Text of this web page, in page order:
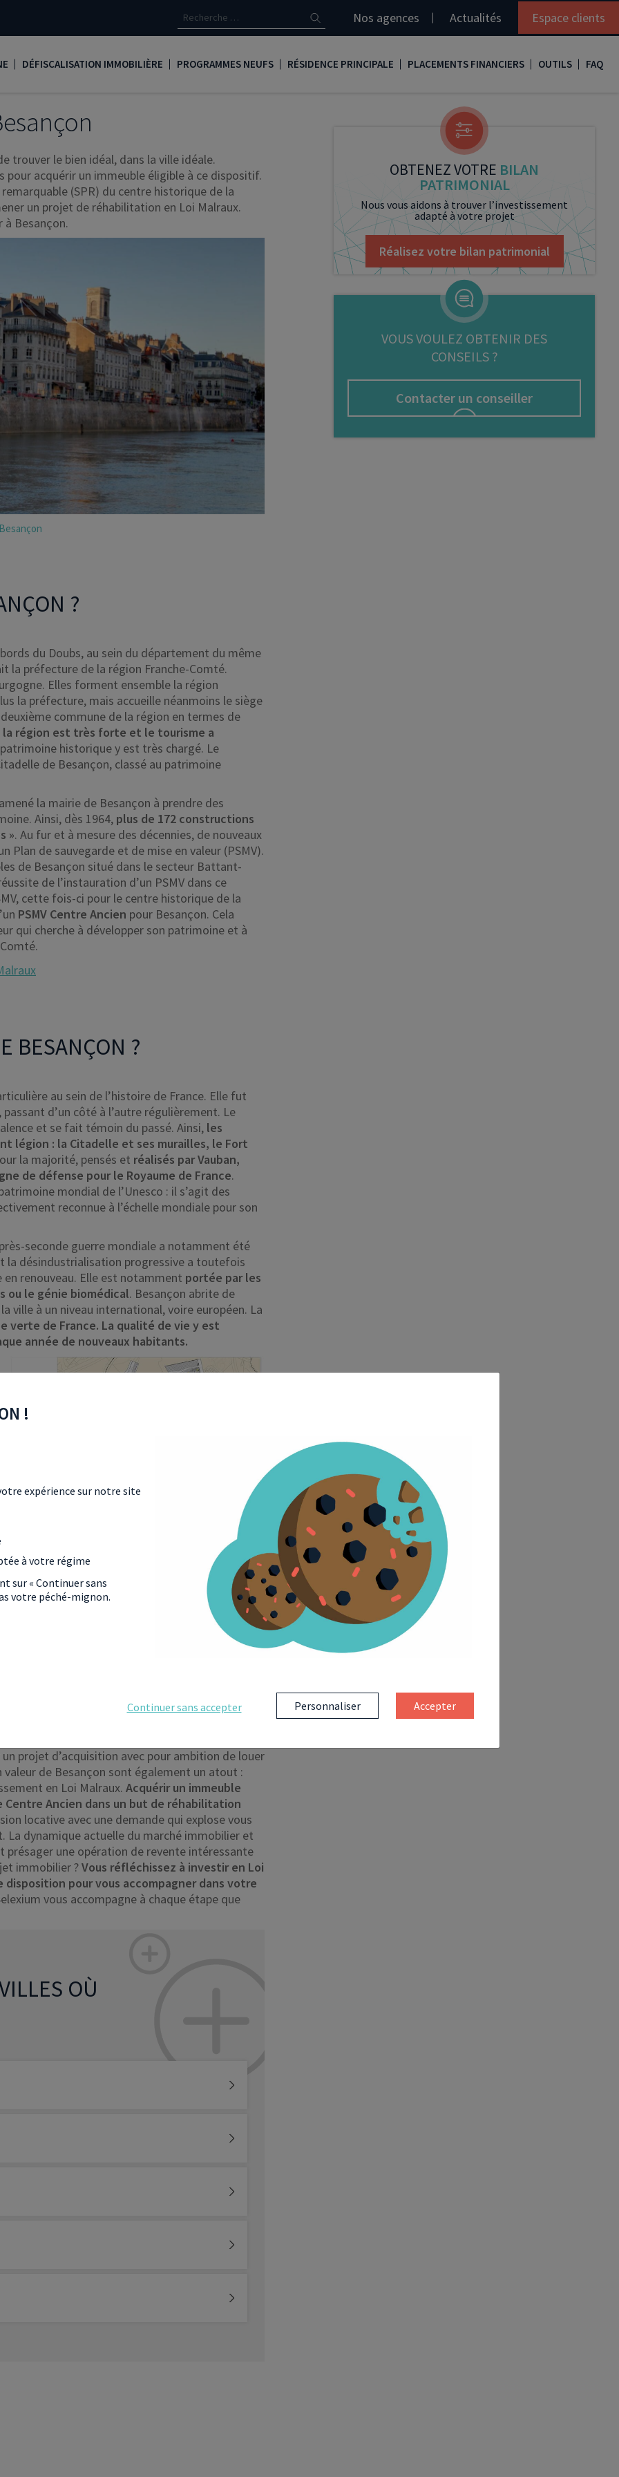
Nos agences Actualités Espace clients
DÉFISCALISATION IMMOBILIÈRE
Dispositif Jeanbrun
LMNP
Logement locatif intermédiaire
Loi Girardin
Nue propriété
Déficit foncier
Loi Pinel
Anciens dispositifs
Investissement locatif
PROGRAMMES NEUFS
Appartements neufs à Bordeaux
Appartements neufs à Marseille
RÉSIDENCE PRINCIPALE
Renégocier son crédit immobilier
PLACEMENTS FINANCIERS
PEA
Loi Madelin
SCPI
OUTILS
Simulation loi Denormandie
Comment réaliser son bilan patrimonial ?
Le guide de la loi Denormandie 2026
Simulation prêt immobilier
Nos vidéos
Nos Podcasts
FAQ
trouver le bien idéal, dans la ville idéale.
acquérir un immeuble éligible à ce dispositif.
(SPR) du centre historique de la
un projet de réhabilitation en Loi Malraux.
Besançon.
?
du Doubs, au sein du département du même
la préfecture de la région Franche-Comté.
Elles forment ensemble la région
la préfecture, mais accueille néanmoins le siège
commune de la région en termes de
région est très forte et le tourisme a
historique y est très chargé. Le
de Besançon, classé au patrimoine
la mairie de Besançon à prendre des
Ainsi, dès 1964, plus de 172 constructions
». Au fur et à mesure des décennies, de nouveaux
Plan de sauvegarde et de mise en valeur (PSMV).
de Besançon situé dans le secteur Battant-
de l’instauration d’un PSMV dans ce
cette fois-ci pour le centre historique de la
PSMV Centre Ancien pour Besançon. Cela
qui cherche à développer son patrimoine et à
BESANÇON ?
au sein de l’histoire de France. Elle fut
d’un côté à l’autre régulièrement. Le
et se fait témoin du passé. Ainsi, les
légion : la Citadelle et ses murailles, le Fort
la majorité, pensés et réalisés par Vauban,
de défense pour le Royaume de France.
mondial de l’Unesco : il s’agit des
reconnue à l’échelle mondiale pour son
seconde guerre mondiale a notamment été
la désindustrialisation progressive a toutefois
en renouveau. Elle est notamment portée par les
ou le génie biomédical. Besançon abrite de
ville à un niveau international, voire européen. La
verte de France. La qualité de vie y est
année de nouveaux habitants.
immobilier à Besançon. La présence de
projet d’acquisition avec pour ambition de louer
valeur de Besançon sont également un atout :
en Loi Malraux. Acquérir un immeuble
Ancien dans un but de réhabilitation
locative avec une demande qui explose vous
dynamique actuelle du marché immobilier et
présager une opération de revente intéressante
immobilier ?Vous réfléchissez à investir en Loi
disposition pour vous accompagner dans votre
vous accompagne à chaque étape que
OÙ
OBTENEZ VOTRE BILAN
PATRIMONIAL
Nous vous aidons à trouver l’investissement
adapté à votre projet
Réalisez votre bilan patrimonial
VOUS VOULEZ OBTENIR DES
CONSEILS ?
Contacter un conseiller
!
expérience sur notre site
à votre régime
sur « Continuer sans
votre péché-mignon.
Continuer sans accepter Personnaliser Accepter